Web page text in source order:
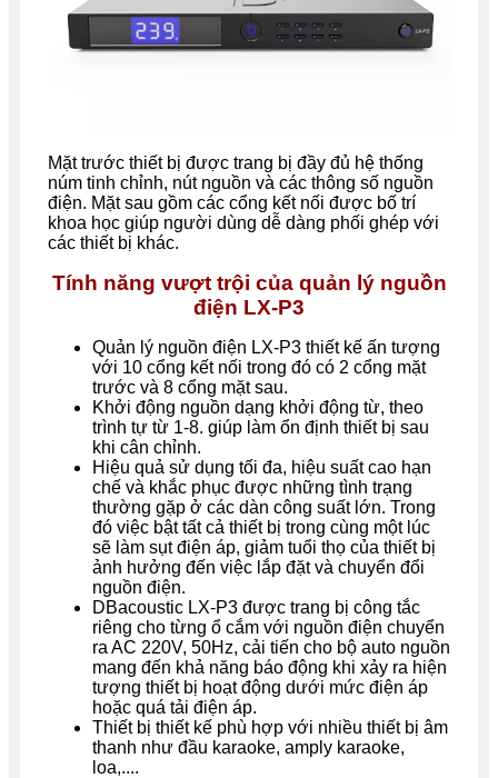
Mặt trước thiết bị được trang bị đầy đủ hệ thống
núm tinh chỉnh, nút nguồn và các thông số nguồn
điện. Mặt sau gồm các cổng kết nối được bố trí
khoa học giúp người dùng dễ dàng phối ghép với
các thiết bị khác.
Tính năng vượt trội của quản lý nguồn
điện LX-P3
Quản lý nguồn điện LX-P3 thiết kế ấn tượng
với 10 cổng kết nối trong đó có 2 cổng mặt
trước và 8 cổng mặt sau.
Khởi động nguồn dạng khởi động từ, theo
trình tự từ 1-8. giúp làm ổn định thiết bị sau
khi cân chỉnh.
Hiệu quả sử dụng tối đa, hiệu suất cao hạn
chế và khắc phục được những tình trạng
thường gặp ở các dàn công suất lớn. Trong
đó việc bật tất cả thiết bị trong cùng một lúc
sẽ làm sụt điện áp, giảm tuổi thọ của thiết bị
ảnh hưởng đến việc lắp đặt và chuyển đổi
nguồn điện.
DBacoustic LX-P3 được trang bị công tắc
riêng cho từng ổ cắm với nguồn điện chuyển
ra AC 220V, 50Hz, cải tiến cho bộ auto nguồn
mang đến khả năng báo động khi xảy ra hiện
tượng thiết bị hoạt động dưới mức điện áp
hoặc quá tải điện áp.
Thiết bị thiết kế phù hợp với nhiều thiết bị âm
thanh như đầu karaoke, amply karaoke,
loa,....